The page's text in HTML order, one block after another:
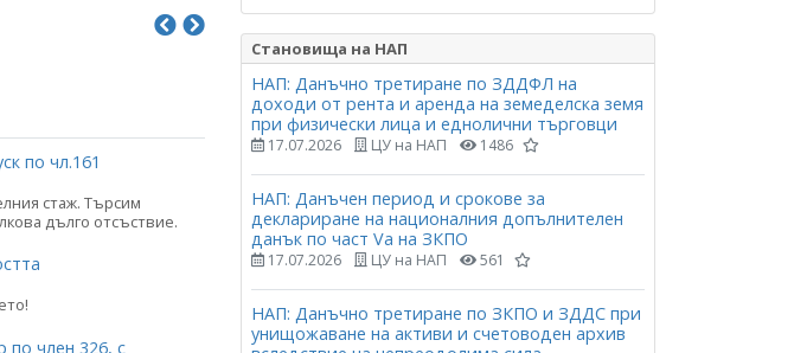
по чл.161
стаж. Търсим
дълго отсъствие.
по член 326, с
Становища на НАП
НАП: Данъчно третиране по ЗДДФЛ на
доходи от рента и аренда на земеделска земя
при физически лица и еднолични търговци
17.07.2026 ЦУ на НАП 1486
НАП: Данъчен период и срокове за
деклариране на националния допълнителен
данък по част Vа на ЗКПО
17.07.2026 ЦУ на НАП 561
НАП: Данъчно третиране по ЗКПО и ЗДДС при
унищожаване на активи и счетоводен архив